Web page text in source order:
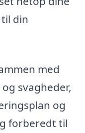
din
med
svagheder,
og
forberedt til